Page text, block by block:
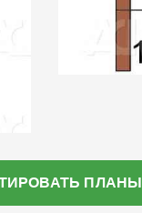
ПЛАНЫ